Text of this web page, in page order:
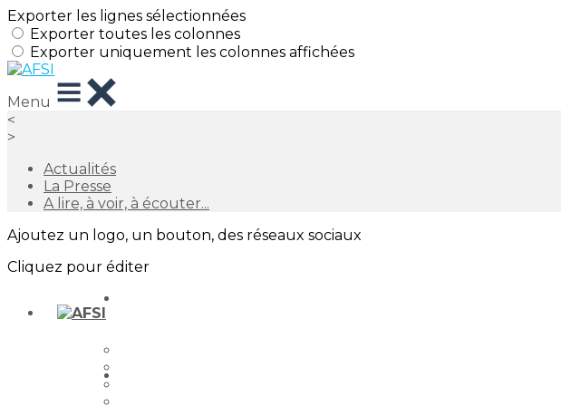
Exporter les lignes sélectionnées
Exporter toutes les colonnes
Exporter uniquement les colonnes affichées
Menu
<
>
Actualités
La Presse
A lire, à voir, à écouter...
Ajoutez un logo, un bouton, des réseaux sociaux
Cliquez pour éditer